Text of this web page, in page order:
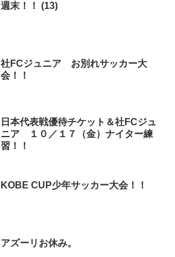
週末！！ (13)
社FCジュニア お別れサッカー大
会！！
日本代表戦優待チケット＆社FCジュ
ニア １０／１７（金）ナイター練
習！！
KOBE CUP少年サッカー大会！！
アズーリお休み。